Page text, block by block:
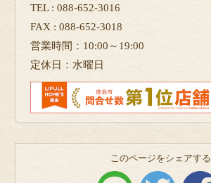
TEL : 088-652-3016
FAX : 088-652-3018
営業時間：10:00～19:00
定休日：水曜日
このページをシェアする